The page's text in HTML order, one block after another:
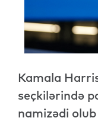
Kamala
seçkilərində
namizədi olub